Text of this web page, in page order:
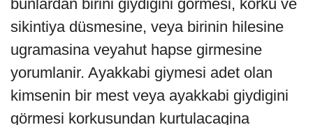
bunlardan birini giydigini görmesi, korku ve
sikintiya düsmesine, veya birinin hilesine
ugramasina veyahut hapse girmesine
yorumlanir. Ayakkabi giymesi adet olan
kimsenin bir mest veya ayakkabi giydigini
görmesi korkusundan kurtulacagina